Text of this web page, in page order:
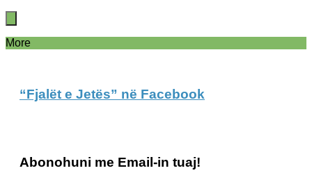
More
“Fjalët e Jetës” në Facebook
Abonohuni me Email-in tuaj!